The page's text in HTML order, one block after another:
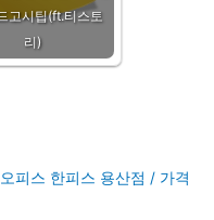
고시팁(ft.티스토
리)
피스 한피스 용산점 / 가격